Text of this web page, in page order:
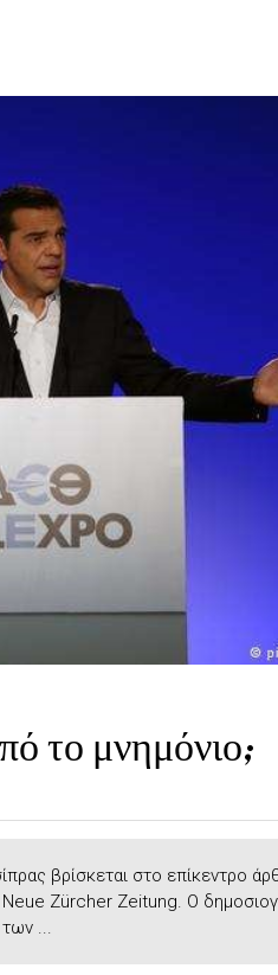
το μνημόνιο;
βρίσκεται στο επίκεντρο
Zürcher Zeitung. Ο
...